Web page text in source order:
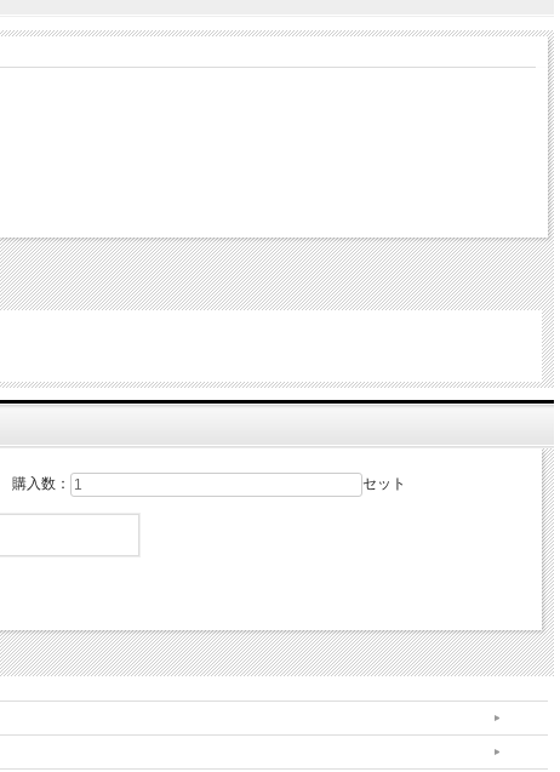
購入数： セット